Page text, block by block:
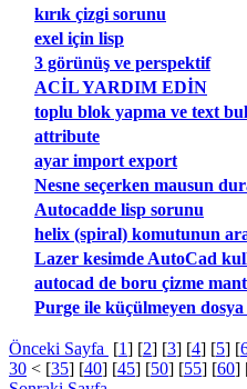
kırık çizgi sorunu
exel için lisp
3 görünüş ve perspektif
ACİL YARDIM EDİN
toplu blok yapma ve text
attribute
ayar import export
Nesne seçerken mausun
Autocadde lisp sorunu
helix (spiral) komutunun
Lazer kesimde AutoCad
autocad de boru çizme
Purge ile küçülmeyen
Önceki Sayfa [1] [2] [3] [4] [5] [
30 < [35] [40] [45] [50] [55] [60]